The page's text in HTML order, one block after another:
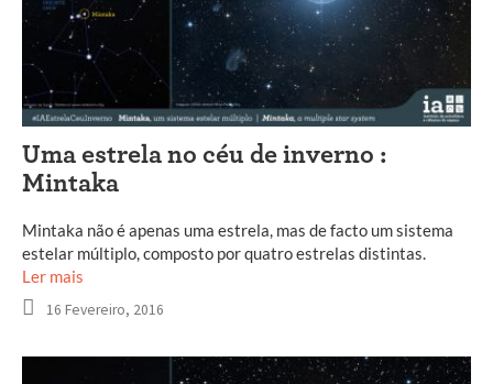
Uma estrela no céu de inverno :
Mintaka
Mintaka não é apenas uma estrela, mas de facto um sistema
estelar múltiplo, composto por quatro estrelas distintas.
Ler mais
16 Fevereiro, 2016